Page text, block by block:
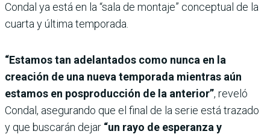
Condal ya está en la “sala de montaje” conceptual de la
cuarta y última temporada.
“Estamos tan adelantados como nunca en la
creación de una nueva temporada mientras aún
estamos en posproducción de la anterior”, reveló
Condal, asegurando que el final de la serie está trazado
y que buscarán dejar “un rayo de esperanza y